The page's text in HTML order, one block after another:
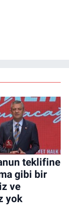
teklifine
gibi bir
ve
yok